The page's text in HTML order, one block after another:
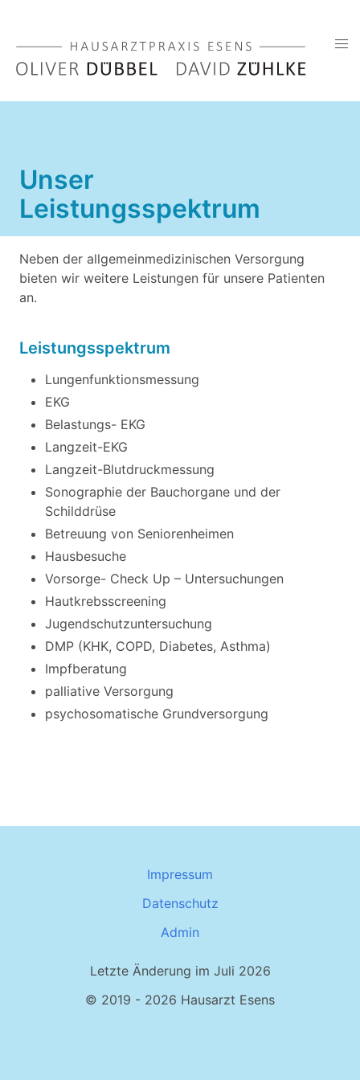
Unser
Leistungsspektrum
Neben der allgemeinmedizinischen Versorgung
bieten wir weitere Leistungen für unsere Patienten
an.
Leistungsspektrum
Lungenfunktionsmessung
EKG
Belastungs- EKG
Langzeit-EKG
Langzeit-Blutdruckmessung
Sonographie der Bauchorgane und der
Schilddrüse
Betreuung von Seniorenheimen
Hausbesuche
Vorsorge- Check Up – Untersuchungen
Hautkrebsscreening
Jugendschutzuntersuchung
DMP (KHK, COPD, Diabetes, Asthma)
Impfberatung
palliative Versorgung
psychosomatische Grundversorgung
Impressum
Datenschutz
Admin
Letzte Änderung im Juli 2026
© 2019 - 2026 Hausarzt Esens